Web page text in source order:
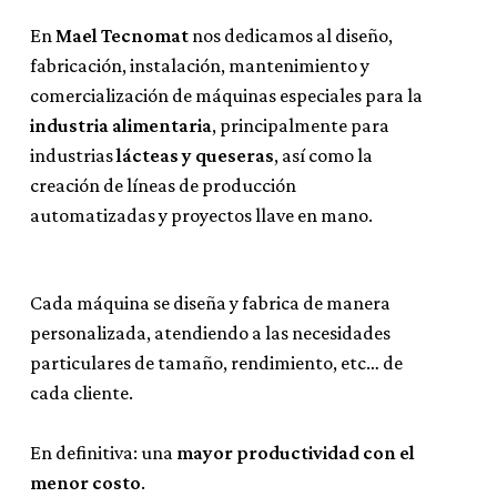
Somos especialistas en
section
EnMael Tecnomat nos dedicamos al diseño,
fabricación, instalación, mantenimiento y
comercialización de máquinas especiales para la
industria alimentaria, principalmente para
industriaslácteas y queseras, así como la
creación de líneas de producción
automatizadas y proyectos llave en mano.
Cada máquina se diseña y fabrica de manera
personalizada, atendiendo a las necesidades
particulares de tamaño, rendimiento, etc… de
cada cliente.
En definitiva: una mayor productividad con el
menor costo.